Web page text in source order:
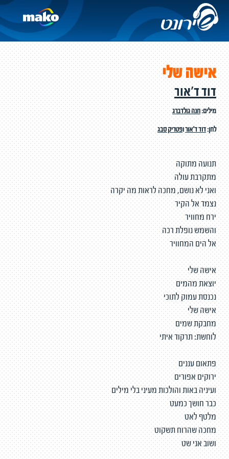
אישה שלי
דוד ד'אור
מילים:חנה גולדברג
לחן:דוד ד'אורופטריק סבג
תנועה מתוקה
מתקרבת עולה
ואני לא נושם, מחכה לראות מה יקרה
נצמד אל הקיר
ירח מחוויר
והשמש נופלת רכה
אל הים המחוויר
אישה שלי
יוצאת מהמים
נכנסת עמוק לתוכי
אישה שלי
מחבקת שמים
לוחשת: תרקוד איתי
פתאום עננים
ירוקים אפורים
ועיניה באות והולכות מעיני בלי מילים
כבר חושך כמעט
מלטף לאט
מחכה שהרוח תשקוט
ושוב אני שט